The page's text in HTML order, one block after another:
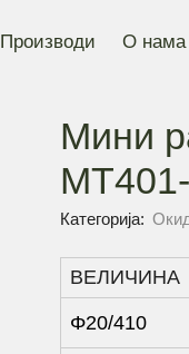
Производи О нама
Мини
Категорија:
ВЕЛИЧИНА
Φ20/410